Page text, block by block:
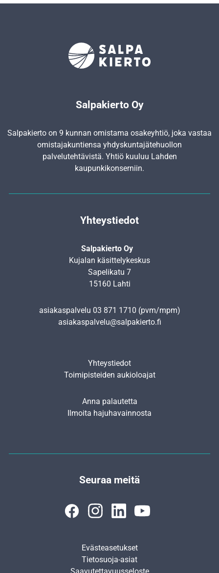
Salpakierto Oy
Salpakierto on 9 kunnan omistama osakeyhtiö, joka vastaa
omistajakuntiensa yhdyskunta­jätehuollon
palvelutehtävistä. Yhtiö kuuluu Lahden
kaupunkikonserniin.
Yhteystiedot
Salpakierto Oy
Kujalan käsittelykeskus
Sapelikatu 7
15160 Lahti
asiakaspalvelu 03 871 1710 (pvm/mpm)
asiakaspalvelu@salpakierto.fi
Yhteystiedot
Toimipisteiden aukioloajat
Anna palautetta
Ilmoita hajuhavainnosta
Seuraa meitä
Evästeasetukset
Tietosuoja-asiat